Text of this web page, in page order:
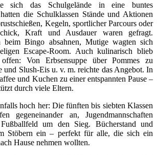
sich das Schulgelände in eine buntes
die Schulklassen Stände und Aktionen
Kegeln, sportlicher Parcours oder
Kraft und Ausdauer waren gefragt.
beim Bingo absahnen, Mutige wagten sich
Escape-Room. Auch kulinarisch blieb
Von Erbsensuppe über Pommes zu
und Slush-Eis u. v. m. reichte das Angebot. In
und Kuchen zu einer entspannten Pause –
durch viele Eltern.
hoch her: Die fünften bis siebten Klassen
gegeneinander an, Jugendmannschaften
um den Sieg. Bücherstand und
Stöbern ein – perfekt für alle, die sich ein
Hause nehmen wollten.